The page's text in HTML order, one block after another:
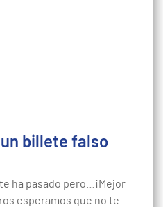
billete falso
ha pasado pero…¡Mejor
esperamos que no te